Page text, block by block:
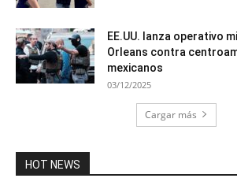
EE.UU. lanza operativo
Orleans contra
mexicanos
03/12/2025
Cargar más
HOT NEWS